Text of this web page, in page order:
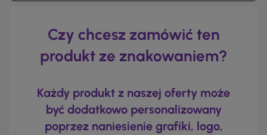
Czy chcesz zamówić ten
produkt ze znakowaniem?
Każdy produkt z naszej oferty może
być dodatkowo personalizowany
poprzez naniesienie grafiki, logo,